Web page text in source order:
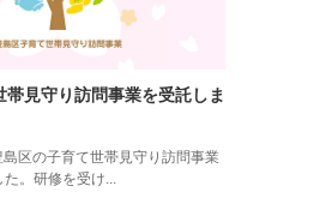
帯見守り訪問事業を受託しま
区の子育て世帯見守り訪問事業
。研修を受け...